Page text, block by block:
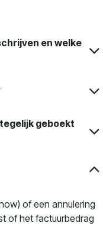
en welke
geboekt
of een annulering
of het factuurbedrag